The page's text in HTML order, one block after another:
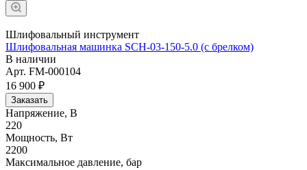
Шлифовальный инструмент
Шлифовальная машинка SCH-03-150-5.0 (с брелком)
В наличии
Арт. FM-000104
16 900 ₽
Заказать
Напряжение, В
220
Мощность, Вт
2200
Максимальное давление, бар